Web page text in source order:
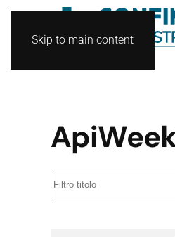
Skip to main content